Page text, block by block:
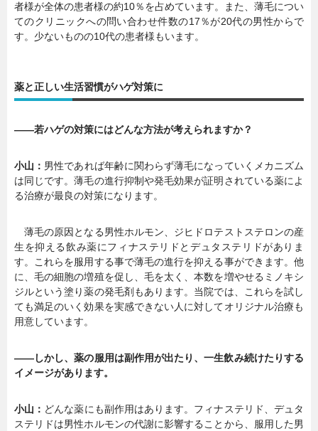
者様が全体の患者様の約10％を占めています。また、薄毛につい
てのクリニックへの問い合わせ件数の17％が20代の男性からで
す。少ないものの10代の患者様もいます。
薬と正しい生活習慣がハゲ対策に
――若ハゲの対策にはどんな方法が考えられますか？
小山： 男性であれば年齢に関わらず薄毛になっていくメカニズム
は同じです。薄毛の進行抑制や発毛効果が証明されている薬によ
る治療が最良の対策になります。
薄毛の原因となる男性ホルモン、ジヒドロテストステロンの産
生を抑える飲み薬にフィナステリドとデュタステリドがありま
す。これらを服用する事で薄毛の進行を抑える事ができます。他
に、毛の細胞の増殖を促し、毛を太く、本数を増やせるミノキシ
ジルという塗り薬の発毛剤もあります。当院では、これらを試し
ても満足のいく効果を実感できない人に対してオリジナル治療も
用意しています。
――しかし、薬の服用は副作用が出たり、一生飲み続けたりする
イメージがあります。
小山： どんな薬にも副作用はあります。フィナステリド、デュタ
ステリドは男性ホルモンの代謝に影響することから、服用した男